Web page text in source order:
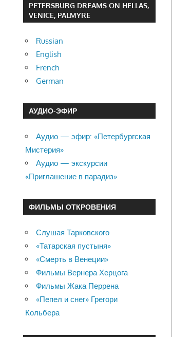
PETERSBURG DREAMS ON HELLAS,
VENICE, PALMYRE
Russian
English
French
German
АУДИО-ЭФИР
Аудио — эфир: «Петербургская
Мистерия»
Аудио — экскурсии
«Приглашение в парадиз»
ФИЛЬМЫ ОТКРОВЕНИЯ
Слушая Тарковского
«Татарская пустыня»
«Смерть в Венеции»
Фильмы Вернера Херцога
Фильмы Жака Перрена
«Пепел и снег» Грегори
Кольбера